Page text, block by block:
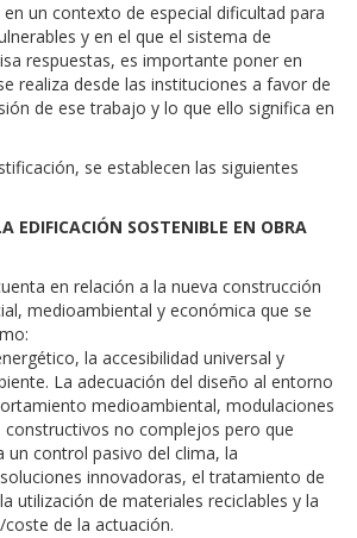
un contexto de especial dificultad para
y en el que el sistema de
respuestas, es importante poner en
realiza desde las instituciones a favor de
de ese trabajo y lo que ello significa en
se establecen las siguientes
EDIFICACIÓN SOSTENIBLE EN OBRA
en relación a la nueva construcción
medioambiental y económica que se
la accesibilidad universal y
La adecuación del diseño al entorno
medioambiental, modulaciones
constructivos no complejos pero que
un control pasivo del clima, la
innovadoras, el tratamiento de
utilización de materiales reciclables y la
de la actuación.